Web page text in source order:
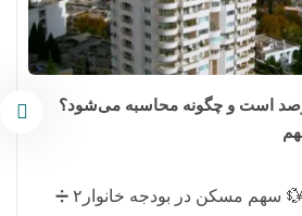
است و چگونه محاسبه می‌شود؟
فهرست عناوین۱ 💱 سهم مسکن در بودجه خانوار۲ ➗